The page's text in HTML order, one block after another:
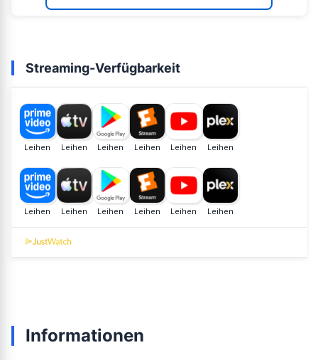
Streaming-Verfügbarkeit
Informationen